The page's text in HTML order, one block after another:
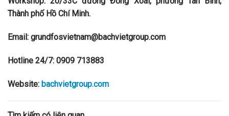
Thành phố Hồ Chí Minh.
Email: grundfosvietnam@bachvietgroup.com
Hotline 24/7: 0909 713883
Website: bachvietgroup.com